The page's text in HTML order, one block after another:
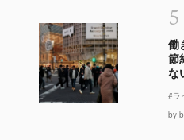
5
働
節
な
#ラ
by